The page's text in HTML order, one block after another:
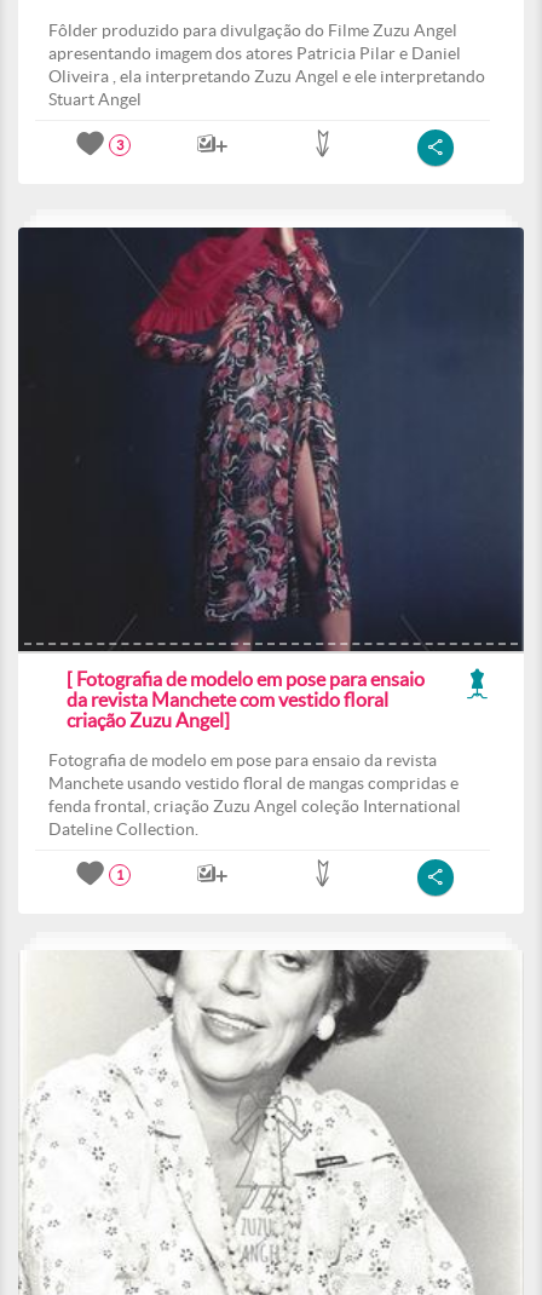
Fôlder produzido para divulgação do Filme Zuzu Angel
apresentando imagem dos atores Patricia Pilar e Daniel
Oliveira , ela interpretando Zuzu Angel e ele interpretando
Stuart Angel
3
[ Fotografia de modelo em pose para ensaio
da revista Manchete com vestido floral
criação Zuzu Angel]
Fotografia de modelo em pose para ensaio da revista
Manchete usando vestido floral de mangas compridas e
fenda frontal, criação Zuzu Angel coleção International
Dateline Collection.
1